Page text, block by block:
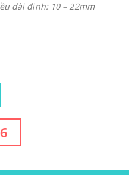
dài đinh: 10 – 22mm